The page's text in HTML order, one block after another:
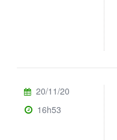
20/11/20
16h53